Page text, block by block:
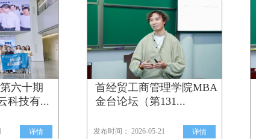
六十期
科技有...
详情
首经贸工商管理学院MBA
金台论坛（第131...
发布时间： 2026-05-21 详情